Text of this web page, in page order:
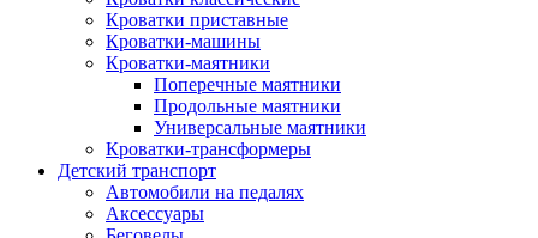
Кроватки приставные
Кроватки-машины
Кроватки-маятники
Поперечные маятники
Продольные маятники
Универсальные маятники
Кроватки-трансформеры
Детский транспорт
Автомобили на педалях
Аксессуары